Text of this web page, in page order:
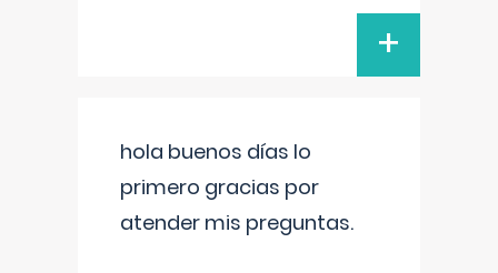
+
hola buenos días lo
primero gracias por
atender mis preguntas.